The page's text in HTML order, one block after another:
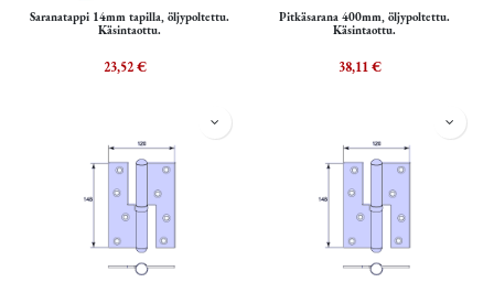
Saranatappi 14mm tapilla, öljypoltettu.
Käsintaottu.
23,52€
Pitkäsarana 400mm, öljypoltettu.
Käsintaottu.
38,11€